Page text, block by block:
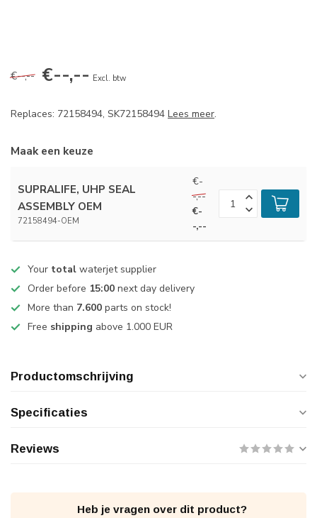
€--,-- €--,-- Excl. btw
Replaces: 72158494, SK72158494 Lees meer.
Maak een keuze
SUPRALIFE, UHP SEAL
ASSEMBLY OEM
72158494-OEM
€-
-,--
€-
-,--
Your total waterjet supplier
Order before 15:00 next day delivery
More than 7.600 parts on stock!
Free shipping above 1.000 EUR
Productomschrijving
Specificaties
Reviews
Heb je vragen over dit product?